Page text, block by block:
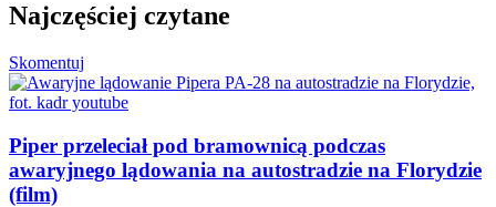
Najczęściej czytane
Skomentuj
Piper przeleciał pod bramownicą podczas
awaryjnego lądowania na autostradzie na Florydzie
(film)